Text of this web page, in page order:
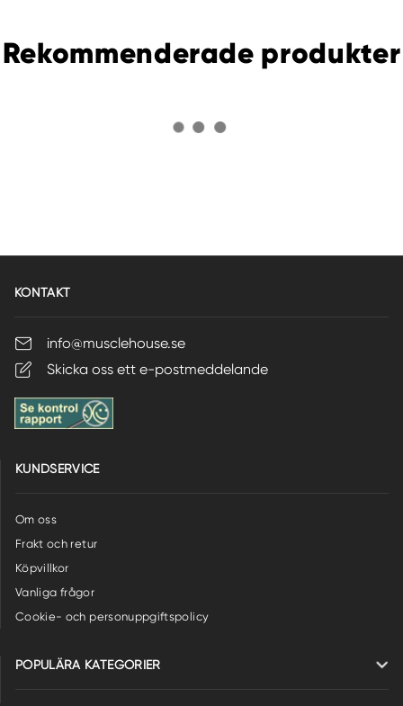
Rekommenderade produkter
KONTAKT
info@musclehouse.se
Skicka oss ett e-postmeddelande
KUNDSERVICE
Om oss
Frakt och retur
Köpvillkor
Vanliga frågor
Cookie- och personuppgiftspolicy
POPULÄRA KATEGORIER